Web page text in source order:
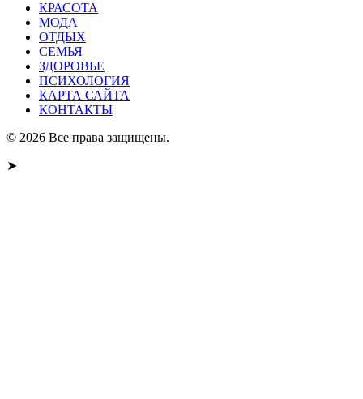
КРАСОТА
МОДА
ОТДЫХ
СЕМЬЯ
ЗДОРОВЬЕ
ПСИХОЛОГИЯ
КАРТА САЙТА
КОНТАКТЫ
© 2026 Все права защищены.
➤